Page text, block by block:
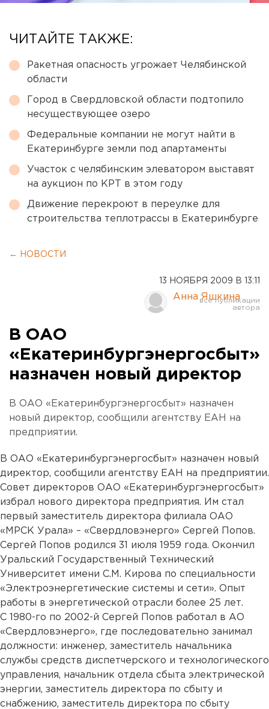
ЧИТАЙТЕ ТАКЖЕ:
Ракетная опасность угрожает Челябинской
области
Город в Свердловской области подтопило
несуществующее озеро
Федеральные компании не могут найти в
Екатеринбурге земли под апартаменты
Участок с челябинским элеватором выставят
на аукцион по КРТ в этом году
Движение перекроют в переулке для
строительства теплотрассы в Екатеринбурге
← НОВОСТИ
13 НОЯБРЯ 2009 В 13:11
Анна Яшкина
В ОАО
«Екатеринбургэнергосбыт»
назначен новый директор
В ОАО «Екатеринбургэнергосбыт» назначен
новый директор, сообщили агентству ЕАН на
предприятии.
В ОАО «Екатеринбургэнергосбыт» назначен новый
директор, сообщили агентству ЕАН на предприятии.
Совет директоров ОАО «Екатеринбургэнергосбыт»
избрал нового директора предприятия. Им стал
первый заместитель директора филиала ОАО
«МРСК Урала» – «Свердловэнерго» Сергей Попов.
Сергей Попов родился 31 июля 1959 года. Окончил
Уральский Государственный Технический
Университет имени С.М. Кирова по специальности
«Электроэнергетические системы и сети». Опыт
работы в энергетической отрасли более 25 лет.
С 1980-го по 2002-й Сергей Попов работал в АО
«Свердловэнерго», где последовательно занимал
должности: инженер, заместитель начальника
службы средств диспетчерского и технологического
управления, начальник отдела сбыта электрической
энергии, заместитель директора по сбыту и
снабжению, заместитель директора по сбыту